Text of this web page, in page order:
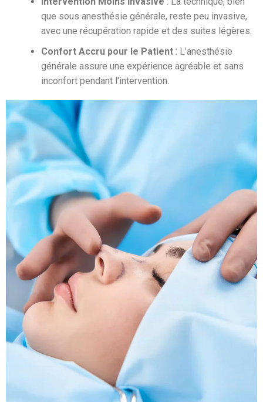
que sous anesthésie générale, reste peu invasive,
avec une récupération rapide et des suites légères.
Confort Accru pour le Patient : L’anesthésie
générale assure une expérience agréable et sans
inconfort pendant l’intervention.